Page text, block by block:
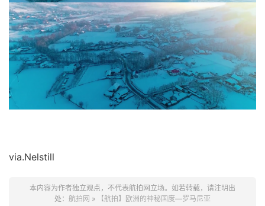
via.Nelstill
本内容为作者独立观点，不代表航拍网立场。如若转载，请注明出
处： 航拍网 » 【航拍】欧洲的神秘国度—罗马尼亚